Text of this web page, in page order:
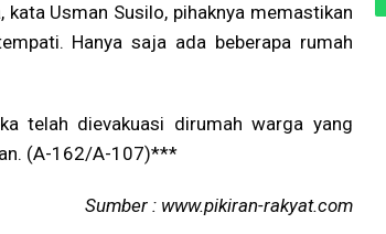
Usman Susilo, pihaknya memastikan
Hanya saja ada beberapa rumah
telah dievakuasi dirumah warga yang
(A-162/A-107)***
Sumber : www.pikiran-rakyat.com